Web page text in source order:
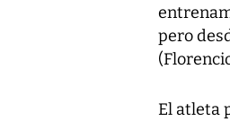
pero
El atleta